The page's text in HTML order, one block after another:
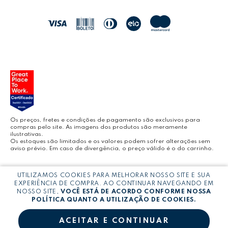
BLOG LEONORA
Os preços, fretes e condições de pagamento são exclusivos para
compras pelo site. As imagens dos produtos são meramente
ilustrativas.
Os estoques são limitados e os valores podem sofrer alterações sem
aviso prévio. Em caso de divergência, o preço válido é o do carrinho.
Copyright © LEONORA COMERCIO INTERNACIONAL LTDA - CNPJ:
03.064.692/0005-53
UTILIZAMOS COOKIES PARA MELHORAR NOSSO SITE E SUA
EXPERIÊNCIA DE COMPRA. AO CONTINUAR NAVEGANDO EM
NOSSO SITE,VOCÊ ESTÁ DE ACORDO CONFORME NOSSA
POLÍTICA QUANTO A UTILIZAÇÃO DE COOKIES.
ACEITAR E CONTINUAR